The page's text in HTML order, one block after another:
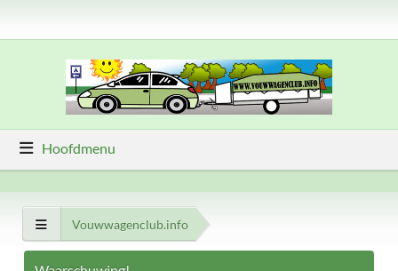
Hoofdmenu
Vouwwagenclub.info